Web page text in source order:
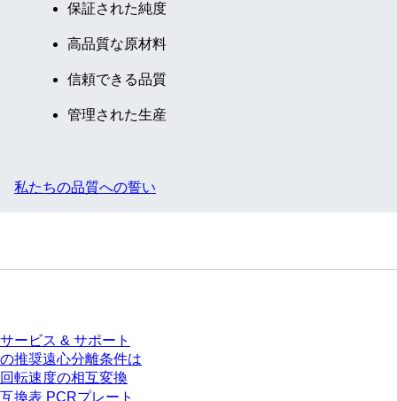
保証された純度
高品質な原材料
信頼できる品質
管理された生産
私たちの品質への誓い
サービス & サポート
の推奨遠心分離条件は
回転速度の相互変換
互換表 PCRプレート